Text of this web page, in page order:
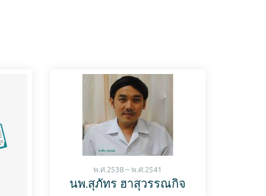
พ.ศ.2538 – พ.ศ.2541
นพ.สุภัทร ฮาสุวรรณกิจ